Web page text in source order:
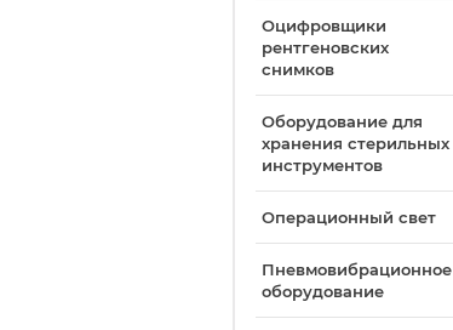
Оцифровщики
рентгеновских
снимков
Оборудование для
хранения стерильных
инструментов
Операционный свет
Пневмовибрационное
оборудование